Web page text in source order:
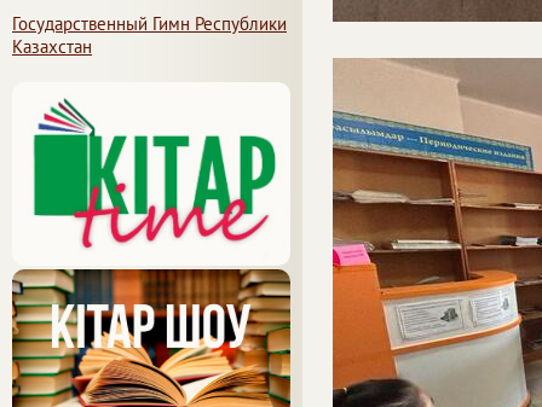
Государственный Гимн Республики
Казахстан